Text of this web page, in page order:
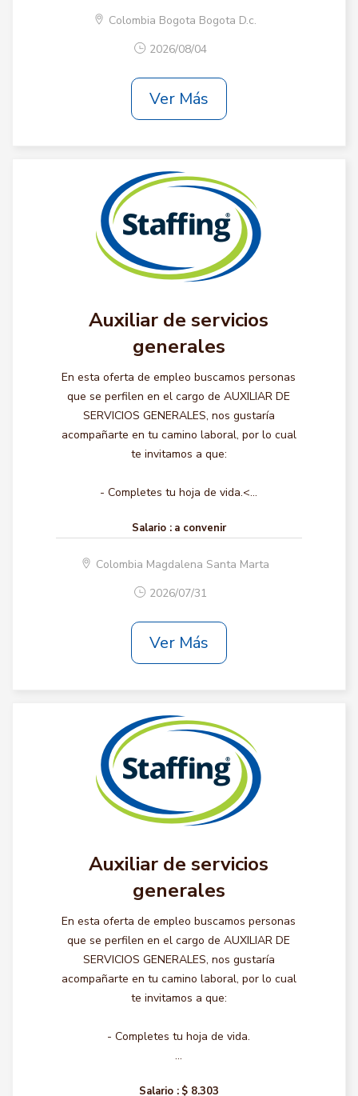
Colombia Bogota Bogota D.c.
2026/08/04
Ver Más
Auxiliar de servicios
generales
En esta oferta de empleo buscamos personas
que se perfilen en el cargo de AUXILIAR DE
SERVICIOS GENERALES, nos gustaría
acompañarte en tu camino laboral, por lo cual
te invitamos a que:
- Completes tu hoja de vida.<...
Salario : a convenir
Colombia Magdalena Santa Marta
2026/07/31
Ver Más
Auxiliar de servicios
generales
En esta oferta de empleo buscamos personas
que se perfilen en el cargo de AUXILIAR DE
SERVICIOS GENERALES, nos gustaría
acompañarte en tu camino laboral, por lo cual
te invitamos a que:
- Completes tu hoja de vida.
...
Salario : $ 8.303